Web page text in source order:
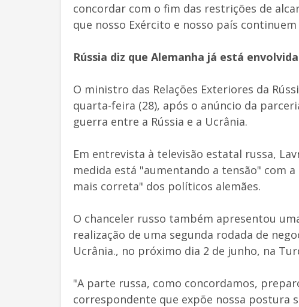
concordar com o fim das restrições de
que nosso Exército e nosso país
Rússia diz que Alemanha já está
O ministro das Relações Exteriores da
quarta-feira (28), após o anúncio da
guerra entre a Rússia e a Ucrânia.
Em entrevista à televisão estatal russa,
medida está "aumentando a tensão" com
mais correta" dos políticos alemães.
O chanceler russo também apresentou
realização de uma segunda rodada de
Ucrânia., no próximo dia 2 de junho, na
"A parte russa, como concordamos,
correspondente que expõe nossa postura